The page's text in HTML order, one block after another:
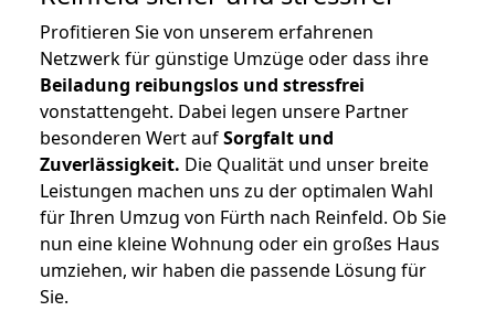
Profitieren Sie von unserem erfahrenen
Netzwerk für günstige Umzüge oder dass ihre
Beiladung reibungslos und stressfrei
vonstattengeht. Dabei legen unsere Partner
besonderen Wert aufSorgfalt und
Zuverlässigkeit. Die Qualität und unser breite
Leistungen machen uns zu der optimalen Wahl
für Ihren Umzug von Fürth nach Reinfeld. Ob Sie
nun eine kleine Wohnung oder ein großes Haus
umziehen, wir haben die passende Lösung für
Sie.